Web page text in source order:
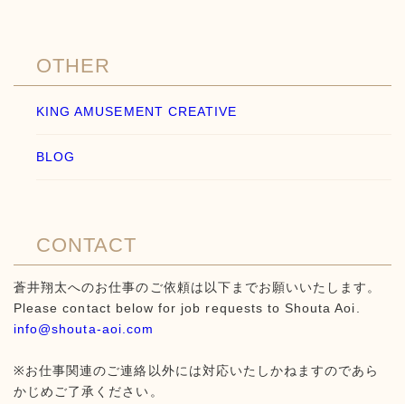
OTHER
KING AMUSEMENT CREATIVE
BLOG
CONTACT
蒼井翔太へのお仕事のご依頼は以下までお願いいたします。
Please contact below for job requests to Shouta Aoi.
​​info@shouta-aoi.com
※お仕事関連のご連絡以外には対応いたしかねますのであら
かじめご了承ください。